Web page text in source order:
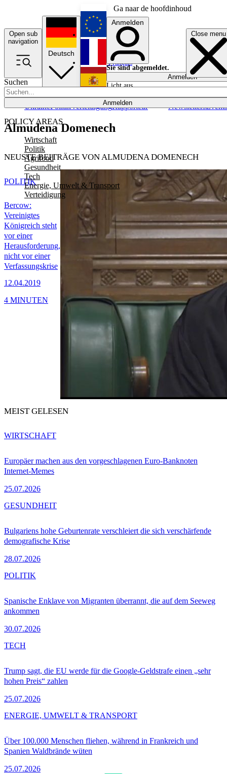
Ga naar de hoofdinhoud
Open sub
navigation
Close menu
Suchen
Anmelden
POLICY AREAS
Wirtschaft
Politik
Agrifood
Gesundheit
Tech
Energie, Umwelt & Transport
Verteidigung
UkrainePolitikVerteidigungRapporteur NewslettersEvents
Deutsch
English
Français
Anmelden
Sie sind abgemeldet.
Anmelden
Licht aus
Almudena Domenech
NEUSTE BEITRÄGE VON ALMUDENA DOMENECH
Bercow:
Vereinigtes
Königreich steht
vor einer
Herausforderung,
nicht vor einer
Verfassungskrise
12.04.2019
POLITIK
4 MINUTEN
MEIST GELESEN
Europäer machen aus den vorgeschlagenen Euro-Banknoten
Internet-Memes
25.07.2026
WIRTSCHAFT
Bulgariens hohe Geburtenrate verschleiert die sich verschärfende
demografische Krise
28.07.2026
GESUNDHEIT
Spanische Enklave von Migranten überrannt, die auf dem Seeweg
ankommen
30.07.2026
POLITIK
Trump sagt, die EU werde für die Google-Geldstrafe einen „sehr
hohen Preis“ zahlen
25.07.2026
TECH
Über 100.000 Menschen fliehen, während in Frankreich und
Spanien Waldbrände wüten
25.07.2026
ENERGIE, UMWELT & TRANSPORT